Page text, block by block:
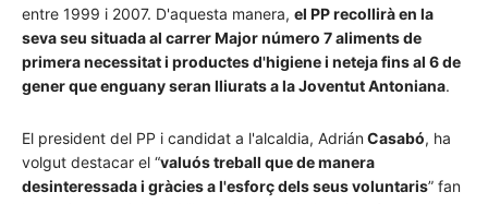
entre 1999 i 2007. D'aquesta manera, el PP recollirà en la
seva seu situada al carrer Major número 7 aliments de
primera necessitat i productes d'higiene i neteja fins al 6 de
gener que enguany seran lliurats a la Joventut Antoniana.
El president del PP i candidat a l'alcaldia, Adrián Casabó, ha
volgut destacar el “valuós treball que de manera
desinteressada i gràcies a l'esforç dels seus voluntaris” fan